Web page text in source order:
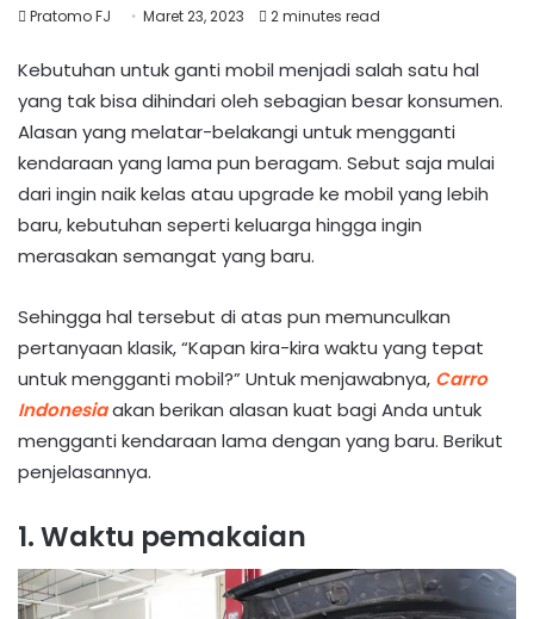
Pratomo FJ Maret 23, 2023 2 minutes read
Kebutuhan untuk ganti mobil menjadi salah satu hal
yang tak bisa dihindari oleh sebagian besar konsumen.
Alasan yang melatar-belakangi untuk mengganti
kendaraan yang lama pun beragam. Sebut saja mulai
dari ingin naik kelas atau upgrade ke mobil yang lebih
baru, kebutuhan seperti keluarga hingga ingin
merasakan semangat yang baru.
Sehingga hal tersebut di atas pun memunculkan
pertanyaan klasik, “Kapan kira-kira waktu yang tepat
untuk mengganti mobil?” Untuk menjawabnya, Carro
Indonesiaakan berikan alasan kuat bagi Anda untuk
mengganti kendaraan lama dengan yang baru. Berikut
penjelasannya.
1. Waktu pemakaian